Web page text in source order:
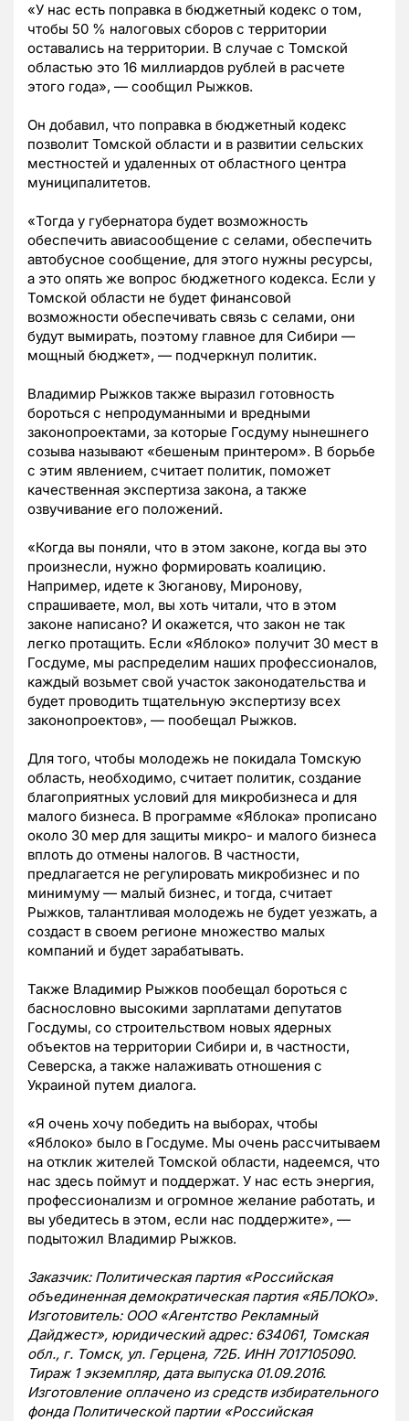
«У нас есть поправка в бюджетный кодекс о том,
чтобы 50 % налоговых сборов с территории
оставались на территории. В случае с Томской
областью это 16 миллиардов рублей в расчете
этого года», — сообщил Рыжков.
Он добавил, что поправка в бюджетный кодекс
позволит Томской области и в развитии сельских
местностей и удаленных от областного центра
муниципалитетов.
«Тогда у губернатора будет возможность
обеспечить авиасообщение с селами, обеспечить
автобусное сообщение, для этого нужны ресурсы,
а это опять же вопрос бюджетного кодекса. Если у
Томской области не будет финансовой
возможности обеспечивать связь с селами, они
будут вымирать, поэтому главное для Сибири —
мощный бюджет», — подчеркнул политик.
Владимир Рыжков также выразил готовность
бороться с непродуманными и вредными
законопроектами, за которые Госдуму нынешнего
созыва называют «бешеным принтером». В борьбе
с этим явлением, считает политик, поможет
качественная экспертиза закона, а также
озвучивание его положений.
«Когда вы поняли, что в этом законе, когда вы это
произнесли, нужно формировать коалицию.
Например, идете к Зюганову, Миронову,
спрашиваете, мол, вы хоть читали, что в этом
законе написано? И окажется, что закон не так
легко протащить. Если «Яблоко» получит 30 мест в
Госдуме, мы распределим наших профессионалов,
каждый возьмет свой участок законодательства и
будет проводить тщательную экспертизу всех
законопроектов», — пообещал Рыжков.
Для того, чтобы молодежь не покидала Томскую
область, необходимо, считает политик, создание
благоприятных условий для микробизнеса и для
малого бизнеса. В программе «Яблока» прописано
около 30 мер для защиты микро- и малого бизнеса
вплоть до отмены налогов. В частности,
предлагается не регулировать микробизнес и по
минимуму — малый бизнес, и тогда, считает
Рыжков, талантливая молодежь не будет уезжать, а
создаст в своем регионе множество малых
компаний и будет зарабатывать.
Также Владимир Рыжков пообещал бороться с
баснословно высокими зарплатами депутатов
Госдумы, со строительством новых ядерных
объектов на территории Сибири и, в частности,
Северска, а также налаживать отношения с
Украиной путем диалога.
«Я очень хочу победить на выборах, чтобы
«Яблоко» было в Госдуме. Мы очень рассчитываем
на отклик жителей Томской области, надеемся, что
нас здесь поймут и поддержат. У нас есть энергия,
профессионализм и огромное желание работать, и
вы убедитесь в этом, если нас поддержите», —
подытожил Владимир Рыжков.
Заказчик: Политическая партия «Российская
объединенная демократическая партия «ЯБЛОКО».
Изготовитель: ООО «Агентство Рекламный
Дайджест», юридический адрес: 634061, Томская
обл., г. Томск, ул. Герцена, 72Б. ИНН 7017105090.
Тираж 1 экземпляр, дата выпуска 01.09.2016.
Изготовление оплачено из средств избирательного
фонда Политической партии «Российская